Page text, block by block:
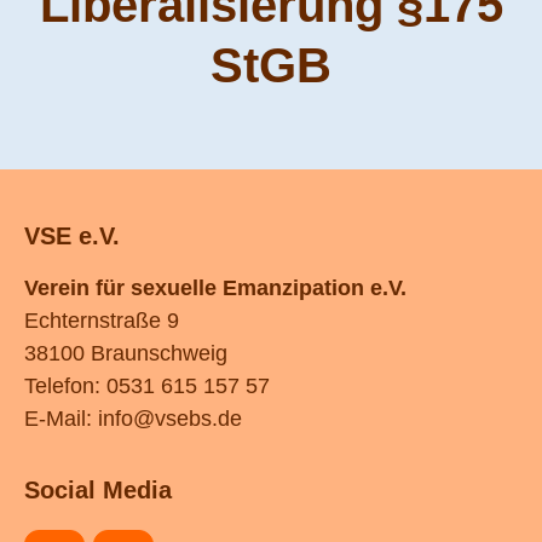
StGB
VSE e.V.
Verein für sexuelle Emanzipation e.V.
Echternstraße 9
38100 Braunschweig
Telefon: 0531 615 157 57
E-Mail: info@vsebs.de
Social Media